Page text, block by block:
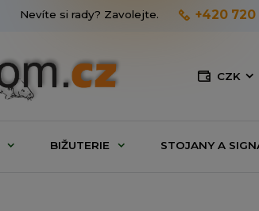
CZK
Nevíte si rady? Zavolejte. +420
BIŽUTERIE STOJANY A